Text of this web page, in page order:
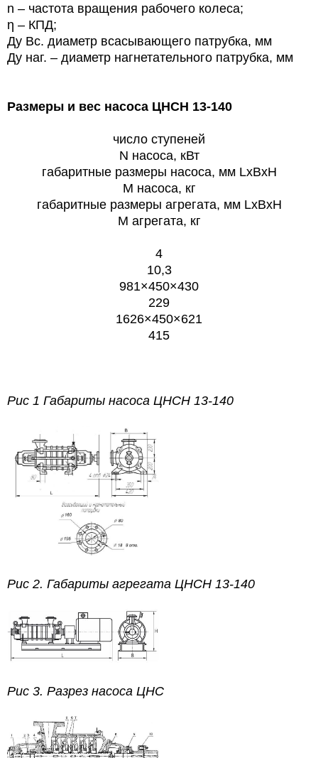
n – частота вращения рабочего колеса;
η – КПД;
Ду Вс. диаметр всасывающего патрубка, мм
Ду наг. – диаметр нагнетательного патрубка, мм
Размеры и вес насоса ЦНСН 13-140
число ступеней
N насоса, кВт
габаритные размеры насоса, мм LxBxH
М насоса, кг
габаритные размеры агрегата, мм LxBxH
M агрегата, кг
4
10,3
981×450×430
229
1626×450×621
415
Рис 1 Габариты насоса ЦНСН 13-140
Рис 2. Габариты агрегата ЦНСН 13-140
Рис 3. Разрез насоса ЦНС